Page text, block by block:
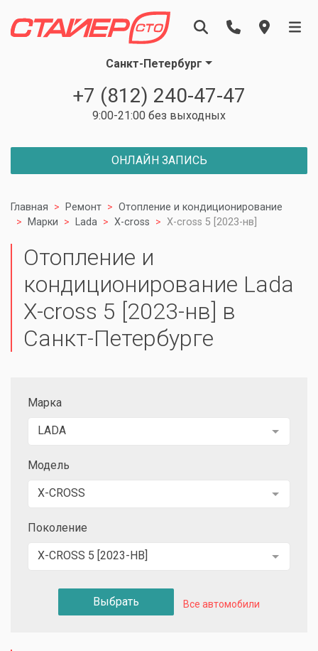
Санкт-Петербург
+7 (812) 240-47-47
9:00-21:00 без выходных
ОНЛАЙН ЗАПИСЬ
Главная Ремонт
Отопление и кондиционирование
Марки
Lada X-cross X-cross 5 [2023-нв]
Отопление и
кондиционирование Lada
X-cross 5 [2023-нв] в
Санкт-Петербурге
Марка
LADA
Модель
X-CROSS
Поколение
X-CROSS 5 [2023-НВ]
Выбрать Все автомобили